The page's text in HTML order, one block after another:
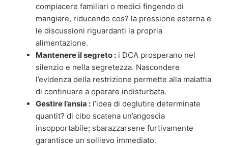
compiacere familiari o medici fingendo di
mangiare, riducendo cos? la pressione esterna e
le discussioni riguardanti la propria
alimentazione.
Mantenere il segreto : i DCA prosperano nel
silenzio e nella segretezza. Nascondere
l’evidenza della restrizione permette alla malattia
di continuare a operare indisturbata.
Gestire l’ansia : l’idea di deglutire determinate
quantit? di cibo scatena un’angoscia
insopportabile; sbarazzarsene furtivamente
garantisce un sollievo immediato.